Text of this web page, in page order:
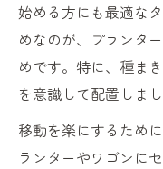
始める方にも最適な
めなのが、プランタ
めです。特に、種ま
を意識して配置しまし
移動を楽にするため
ランターやワゴンに